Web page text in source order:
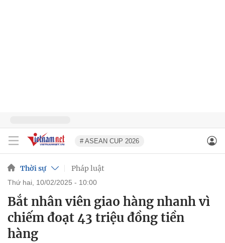
# ASEAN CUP 2026
Thời sự Pháp luật
thứ hai, 10/02/2025 - 10:00
Bắt nhân viên giao hàng nhanh vì
chiếm đoạt 43 triệu đồng tiền
hàng